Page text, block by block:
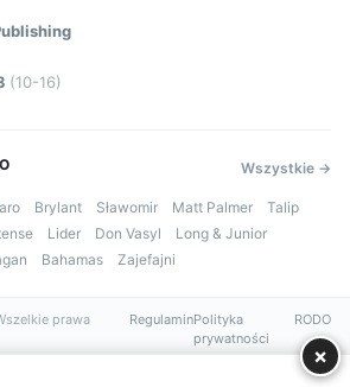
(10-16)
Wszystkie →
Brylant Sławomir Matt Palmer
Talip
Lider Don Vasyl
Long & Junior
Bahamas Zajefajni
prawa
RegulaminPolityka
prywatności
RODO
×